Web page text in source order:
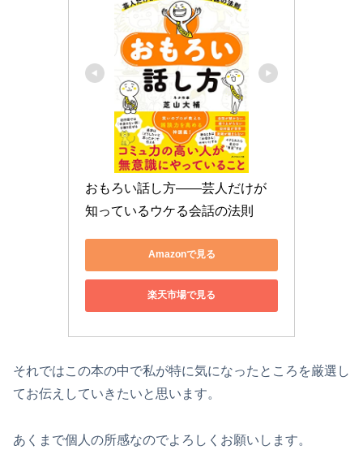
おもろい話し方――芸人だけが
知っているウケる会話の法則
Amazonで見る
楽天市場で見る
それではこの本の中で私が特に気になったところを厳選し
てお伝えしていきたいと思います。
あくまで個人の所感なのでよろしくお願いします。